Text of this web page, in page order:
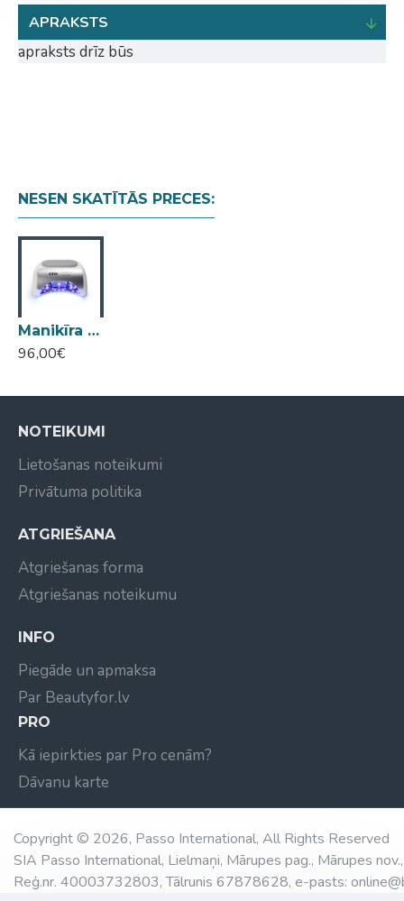
APRAKSTS
apraksts drīz būs
NESEN SKATĪTĀS PRECES:
Manikīra lampa TP19 48W
96,00€
NOTEIKUMI
Lietošanas noteikumi
Privātuma politika
ATGRIEŠANA
Atgriešanas forma
Atgriešanas noteikumu
INFO
Piegāde un apmaksa
Par Beautyfor.lv
PRO
Kā iepirkties par Pro cenām?
Dāvanu karte
Copyright © 2026, Passo International, All Rights Reserved
SIA Passo International, Lielmaņi, Mārupes pag., Mārupes
Reģ.nr. 40003732803, Tālrunis 67878628, e-pasts: